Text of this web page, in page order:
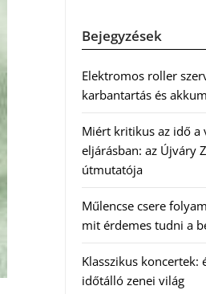
Bejegyzések
Elektromos roller
karbantartás és
Miért kritikus az idő a
eljárásban: az Újváry
útmutatója
Műlencse csere
mit érdemes tudni a
Klasszikus koncertek:
időtálló zenei világ